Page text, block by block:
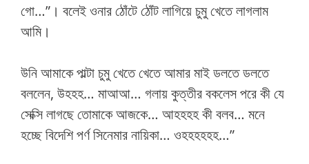
গো…”। বলেই ওনার ঠোঁটে ঠোঁট লাগিয়ে চুমু খেতে লাগলাম
আমি।
উনি আমাকে পাল্টা চুমু খেতে খেতে আমার মাই ডলতে ডলতে
বললেন, উহহহ… মাআআ… গলায় কুত্তীর বকলেস পরে কী যে
সেক্সি লাগছে তোমাকে আজকে… আহহহহ কী বলব… মনে
হচ্ছে বিদেশি পর্ণ সিনেমার নায়িকা… ওহহহহহহ…”